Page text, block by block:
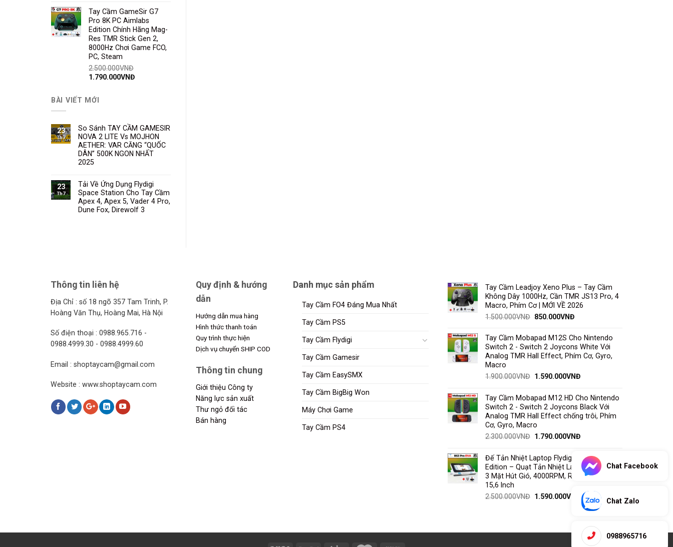
Tay Cầm GameSir G7
Pro 8K PC Aimlabs
Edition Chính Hãng Mag-
Res TMR Stick Gen 2,
8000Hz Chơi Game FCO,
PC, Steam
2.500.000VNĐ
1.790.000VNĐ
BÀI VIẾT MỚI
23
Th7
So Sánh TAY CẦM GAMESIR
NOVA 2 LITE Vs MOJHON
AETHER: VAR CĂNG “QUỐC
DÂN” 500K NGON NHẤT
2025
23
Th7
Tải Về Ứng Dụng Flydigi
Space Station Cho Tay Cầm
Apex 4, Apex 5, Vader 4 Pro,
Dune Fox, Direwolf 3
Thông tin liên hệ
Địa Chỉ : số 18 ngõ 357 Tam Trinh, P.
Hoàng Văn Thụ, Hoàng Mai, Hà Nội
Số điện thoại : 0988.965.716 -
0988.4999.30 - 0988.4999.60
Email : shoptaycam@gmail.com
Website : www.shoptaycam.com
Quy định & hướng
dẫn
Hướng dẫn mua hàng
Hình thức thanh toán
Quy trình thực hiện
Dịch vụ chuyển SHIP COD
Thông tin chung
Giới thiệu Công ty
Năng lực sản xuất
Thư ngỏ đối tác
Bán hàng
Danh mục sản phẩm
Tay Cầm FO4 Đáng Mua Nhất
Tay Cầm PS5
Tay Cầm Flydigi
Tay Cầm Gamesir
Tay Cầm EasySMX
Tay Cầm BigBig Won
Máy Chơi Game
Tay Cầm PS4
Tay Cầm Leadjoy Xeno Plus – Tay Cầm
Không Dây 1000Hz, Cần TMR JS13 Pro, 4
Macro, Phím Cơ | MỚI VỀ 2026
1.500.000VNĐ 850.000VNĐ
Tay Cầm Mobapad M12S Cho Nintendo
Switch 2 - Switch 2 Joycons White Với
Analog TMR Hall Effect, Phím Cơ, Gyro,
Macro
1.900.000VNĐ 1.590.000VNĐ
Tay Cầm Mobapad M12 HD Cho Nintendo
Switch 2 - Switch 2 Joycons Black Với
Analog TMR Hall Effect chống trôi, Phím
Cơ, Gyro, Macro
2.300.000VNĐ 1.790.000VNĐ
Đế Tản Nhiệt Laptop Flydigi BS3 Pro EVA
Edition – Quạt Tản Nhiệt Laptop Cao Cấp,
3 Mặt Hút Gió, 4000RPM, RGB, Laptop
15,6 Inch
2.500.000VNĐ 1.590.000VNĐ
Chat Facebook
Chat Zalo
0988965716